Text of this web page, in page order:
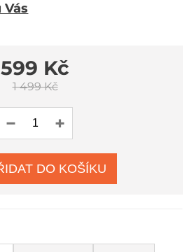
Vás
599 Kč
1 499 Kč
DO KOŠÍKU